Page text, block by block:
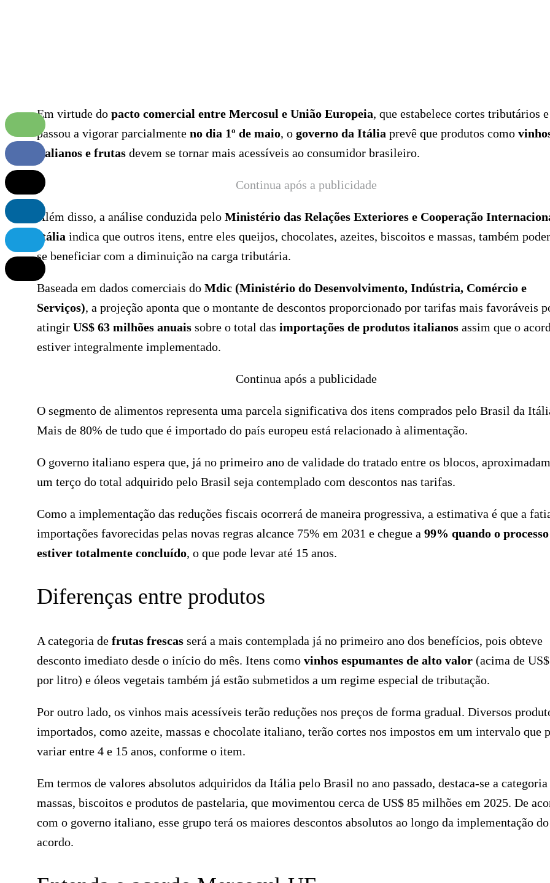
Em virtude do pacto comercial entre Mercosul e União Europeia, que estabelece cortes tributários e
passou a vigorar parcialmente no dia 1º de maio, o governo da Itália prevê que produtos como
italianos e frutas devem se tornar mais acessíveis ao consumidor brasileiro.
Continua após a publicidade
Além disso, a análise conduzida pelo Ministério das Relações Exteriores e Cooperação
Itália indica que outros itens, entre eles queijos, chocolates, azeites, biscoitos e massas, também
se beneficiar com a diminuição na carga tributária.
Baseada em dados comerciais do Mdic (Ministério do Desenvolvimento, Indústria, Comércio e
Serviços), a projeção aponta que o montante de descontos proporcionado por tarifas mais favoráveis
atingir US$ 63 milhões anuais sobre o total das importações de produtos italianos assim que o
estiver integralmente implementado.
Continua após a publicidade
O segmento de alimentos representa uma parcela significativa dos itens comprados pelo Brasil da
Mais de 80% de tudo que é importado do país europeu está relacionado à alimentação.
O governo italiano espera que, já no primeiro ano de validade do tratado entre os blocos,
um terço do total adquirido pelo Brasil seja contemplado com descontos nas tarifas.
Como a implementação das reduções fiscais ocorrerá de maneira progressiva, a estimativa é que a
importações favorecidas pelas novas regras alcance 75% em 2031 e chegue a 99% quando o processo
estiver totalmente concluído, o que pode levar até 15 anos.
Diferenças entre produtos
A categoria de frutas frescas será a mais contemplada já no primeiro ano dos benefícios, pois obteve
desconto imediato desde o início do mês. Itens como vinhos espumantes de alto valor (acima de
por litro) e óleos vegetais também já estão submetidos a um regime especial de tributação.
Por outro lado, os vinhos mais acessíveis terão reduções nos preços de forma gradual. Diversos
importados, como azeite, massas e chocolate italiano, terão cortes nos impostos em um intervalo que
variar entre 4 e 15 anos, conforme o item.
Em termos de valores absolutos adquiridos da Itália pelo Brasil no ano passado, destaca-se a categoria
massas, biscoitos e produtos de pastelaria, que movimentou cerca de US$ 85 milhões em 2025. De
com o governo italiano, esse grupo terá os maiores descontos absolutos ao longo da implementação do
acordo.